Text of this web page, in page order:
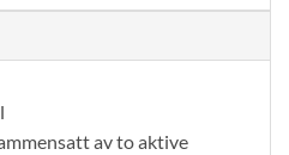
av to aktive